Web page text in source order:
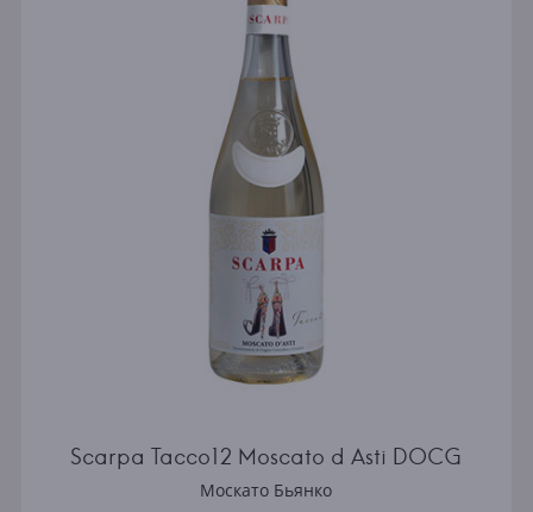
Scarpa Tacco12 Moscato d Asti DOCG
Москато Бьянко